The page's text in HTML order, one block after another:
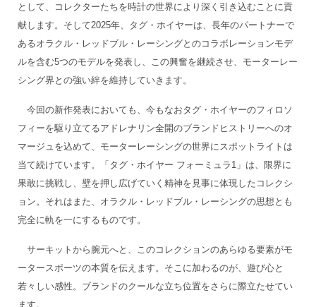
として、コレクターたちを時計の世界により深く引き込むことに貢
献します。そして2025年、タグ・ホイヤーは、長年のパートナーで
あるオラクル・レッドブル・レーシングとのコラボレーションモデ
ルを含む5つのモデルを発表し、この興奮を継続させ、モーターレー
シング界との強い絆を維持していきます。
今回の新作発表においても、今もなおタグ・ホイヤーのフィロソ
フィーを駆り立てるアドレナリン全開のブランドヒストリーへのオ
マージュを込めて、モーターレーシングの世界にスポットライトは
当て続けています。「タグ・ホイヤー フォーミュラ1」は、限界に
果敢に挑戦し、壁を押し広げていく精神を見事に体現したコレクシ
ョン。それはまた、オラクル・レッドブル・レーシングの思想とも
完全に軌を一にするものです。
サーキットから腕元へと、このコレクションのあらゆる要素がモ
ータースポーツの本質を伝えます。そこに加わるのが、遊び心と
若々しい感性。ブランドのクールな立ち位置をさらに際立たせてい
ます。